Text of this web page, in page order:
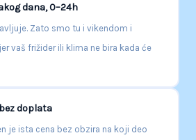
dana, 0–24h
Zato smo tu i vikendom i
vaš frižider ili klima ne bira kada će
doplata
je ista cena bez obzira na koji deo